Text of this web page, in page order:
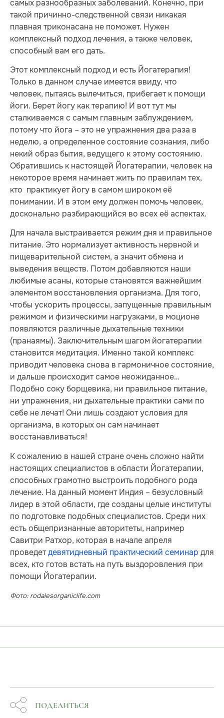
самых разнообразных заболеваний. Конечно, при
такой причинно-следственной связи никакая
плавная триконасана не поможет. Нужен
комплексный подход лечения, а также человек,
способный вам его дать.
Этот комплексный подход и есть Йогатерапия!
Только в данном случае имеется ввиду, что
человек, пытаясь вылечиться, прибегает к помощи
йоги. Берет йогу как терапию! И вот тут мы
сталкиваемся с самым главным заблуждением,
потому что йога – это не упражнения два раза в
неделю, а определенное состояние сознания, либо
некий образ бытия, ведущего к этому состоянию.
Обратившись к настоящей Йогатерапии, человек на
некоторое время начинает жить по правилам тех,
кто практикует йогу в самом широком её
понимании. И в этом ему должен помочь человек,
досконально разбирающийся во всех её аспектах.
Для начала выстраивается режим дня и правильное
питание. Это нормализует активность нервной и
пищеварительной систем, а значит обмена и
выведения веществ. Потом добавляются наши
любимые асаны, которые становятся важнейшим
элементом восстановления организма. Для того,
чтобы ускорить процессы, запущенные правильным
режимом и физическими нагрузками, в моционе
появляются различные дыхательные техники
(пранаямы). Заключительным шагом йогатерапии
становится медитация. Именно такой комплекс
приводит человека снова в гармоничное состояние,
и дальше происходит самое неожиданное…
Подобно соку борщевика, ни правильное питание,
ни упражнения, ни дыхательные практики сами по
себе не лечат! Они лишь создают условия для
организма, в которых он сам начинает
восстанавливаться!
К сожалению в нашей стране очень сложно найти
настоящих специалистов в области Йогатерапии,
способных грамотно выстроить подобного рода
лечение. На данный момент Индия – безусловный
лидер в этой области, где созданы целые институты
по подготовке подобных специалистов. Среди них
есть общепризнанные авторитеты, например
Савитри Ратхор, которая в начале апреля
проведетдевятидневный практический семинар для
всех, кто готов встать на путь выздоровления при
помощи Йогатерапии.
Фото: rodalesorganiclife.com
ПОДЕЛИТЬСЯ